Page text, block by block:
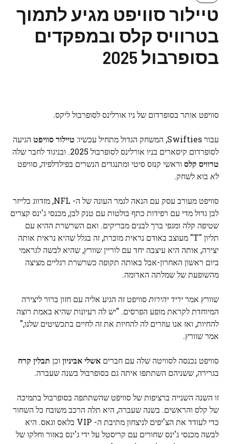
טיילור סוויפט מגיע לתמוך
בטרוויס קלס ובמפקדים
בסופרבול 2025
סוויפט אותר בסופרדום של ניו אורלינס לסופרבול ליקס.
עבור Swifties, המשחק הגדול מתחיל עכשיו: טיילור סוויפט הגיעה
לסופרדום קיסארים בניו אורלינס לסופרבול 2025. ובניגוד לחבר שלה
טרוויס קלס וראשי קנזס סיטי ומתנגדים הנשרים בפילדלפיה, סוויפט
לֹא בוא לשחק.
סוויפט מעורב עסק עם הנאה לגמר העונה של ה- NFL, מזדווג בלייזר
לבן גדול מדי עם רפידות כתף בולטות עם טנק לבן, מכנסי ג'ינס קצרים
שטיפה קלה ומגפי ברך לבנים מבריקים. ואם השרשרת ההיא עם
תליון "T" מעוצב באודם נראית מוכרת, זה בגלל שהיא נראית אותה
יצירה, אותה היא עיצבה יחד עם לוריין שוורץ, שהיא לבשה לגראמי
ביום ראשון האחרון-אבל באותה תקופה כשרשרת רגליים מציצה
מהשופעת של שמלתה האדומה.
שוורץ אמריריד יהירותסוויפט זה הגיע אליה עם חזון ברור ליצירה
המיוחדת לקראת מופע הפרסים. "יש לה רעיונות שהיא באמת רוצה
להחיות, ואז אנו עוזרים לה להחיות את זה לחיים בתכשיטים שלנו,"
אמר שוורץ.
סוויפט נכנסה לסוויטה שלה עם חברים אשלי אביניון וכן תבלין קרח
בגרירה, ששניהם השתתפו איתה גם בסופרבול בשנה שעברה.
זו השנה השנייה ברציפות של סוויפט שהשתתפה בסופרבול בתמיכה
של קלס והראשים. בשנה שעברה, היא תלה הרכב משובח כל השחור
כדי לעודד את הצ'יפים לניצחון מתיבת ה- VIP בלאס וגאס. היא
לבשה מכנסי ג'ינס שחורים עם קריסטל על ידי ג'ינס באזור וחלקו של